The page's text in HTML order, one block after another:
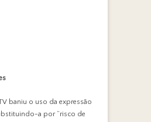
baniu o uso da expressão
a por “risco de